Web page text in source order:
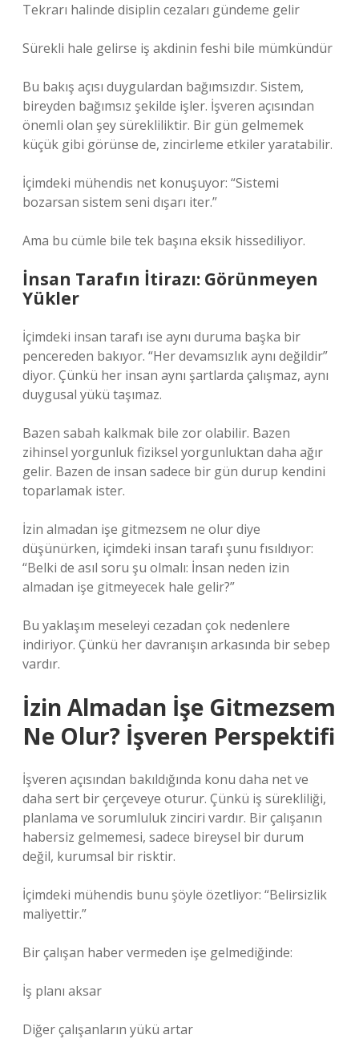
Tekrarı halinde disiplin cezaları gündeme gelir
Sürekli hale gelirse iş akdinin feshi bile mümkündür
Bu bakış açısı duygulardan bağımsızdır. Sistem,
bireyden bağımsız şekilde işler. İşveren açısından
önemli olan şey sürekliliktir. Bir gün gelmemek
küçük gibi görünse de, zincirleme etkiler yaratabilir.
İçimdeki mühendis net konuşuyor: “Sistemi
bozarsan sistem seni dışarı iter.”
Ama bu cümle bile tek başına eksik hissediliyor.
İnsan Tarafın İtirazı: Görünmeyen
Yükler
İçimdeki insan tarafı ise aynı duruma başka bir
pencereden bakıyor. “Her devamsızlık aynı değildir”
diyor. Çünkü her insan aynı şartlarda çalışmaz, aynı
duygusal yükü taşımaz.
Bazen sabah kalkmak bile zor olabilir. Bazen
zihinsel yorgunluk fiziksel yorgunluktan daha ağır
gelir. Bazen de insan sadece bir gün durup kendini
toparlamak ister.
İzin almadan işe gitmezsem ne olur diye
düşünürken, içimdeki insan tarafı şunu fısıldıyor:
“Belki de asıl soru şu olmalı: İnsan neden izin
almadan işe gitmeyecek hale gelir?”
Bu yaklaşım meseleyi cezadan çok nedenlere
indiriyor. Çünkü her davranışın arkasında bir sebep
vardır.
İzin Almadan İşe Gitmezsem
Ne Olur? İşveren Perspektifi
İşveren açısından bakıldığında konu daha net ve
daha sert bir çerçeveye oturur. Çünkü iş sürekliliği,
planlama ve sorumluluk zinciri vardır. Bir çalışanın
habersiz gelmemesi, sadece bireysel bir durum
değil, kurumsal bir risktir.
İçimdeki mühendis bunu şöyle özetliyor: “Belirsizlik
maliyettir.”
Bir çalışan haber vermeden işe gelmediğinde:
İş planı aksar
Diğer çalışanların yükü artar